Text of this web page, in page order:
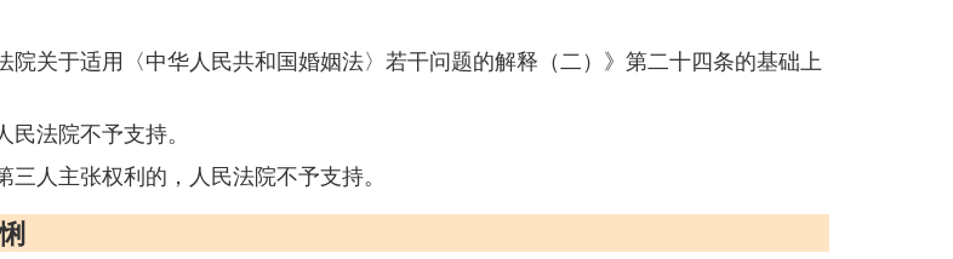
关于适用〈中华人民共和国婚姻法〉若干问题的解释（二）》第二十四条的基础上
法院不予支持。
人主张权利的，人民法院不予支持。